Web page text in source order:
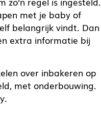
met je baby of
belangrijk vindt. Dan
extra informatie bij
over inbakeren op
met onderbouwing.